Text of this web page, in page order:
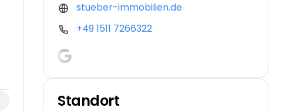
stueber-immobilien.de
+49 1511 7266322
Standort